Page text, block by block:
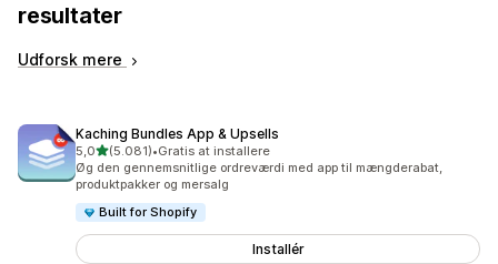
resultater
Udforsk mere
Kaching Bundles App & Upsells
5,0ud af 5 stjerner
(5.081)
5081 anmeldelser i alt
•Gratis at installere
Øg den gennemsnitlige ordreværdi med app til mængderabat,
produktpakker og mersalg
Built for Shopify
Installér